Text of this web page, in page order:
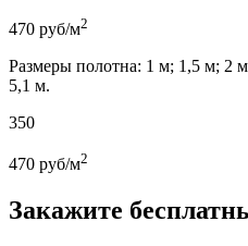
470 руб/м2
Размеры полотна: 1 м; 1,5 м; 2
5,1 м.
350
470 руб/м2
Закажите